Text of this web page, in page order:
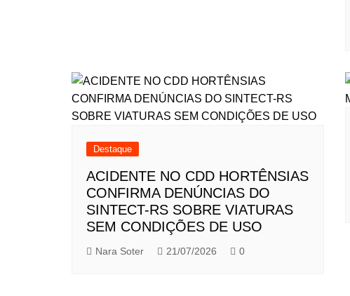
Destaque
ACIDENTE NO CDD HORTÊNSIAS
CONFIRMA DENÚNCIAS DO
SINTECT-RS SOBRE VIATURAS
SEM CONDIÇÕES DE USO
Nara Soter 21/07/2026 0